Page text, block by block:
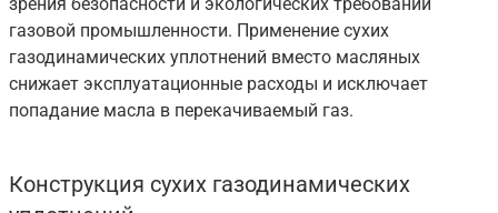
газовой промышленности. Применение сухих
газодинамических уплотнений вместо масляных
снижает эксплуатационные расходы и исключает
попадание масла в перекачиваемый газ.
Конструкция сухих газодинамических